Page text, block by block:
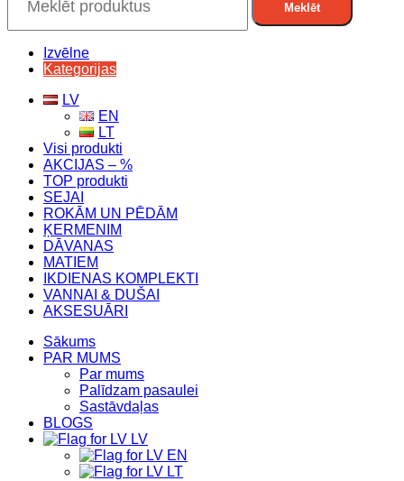
Meklēt
Izvēlne
Kategorijas
LV
EN
LT
Visi produkti
AKCIJAS – %
TOP produkti
SEJAI
ROKĀM UN PĒDĀM
ĶERMENIM
DĀVANAS
MATIEM
IKDIENAS KOMPLEKTI
VANNAI & DUŠAI
AKSESUĀRI
Sākums
PAR MUMS
Par mums
Palīdzam pasaulei
Sastāvdaļas
BLOGS
LV
EN
LT